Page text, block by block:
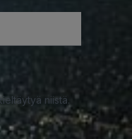
niistä.